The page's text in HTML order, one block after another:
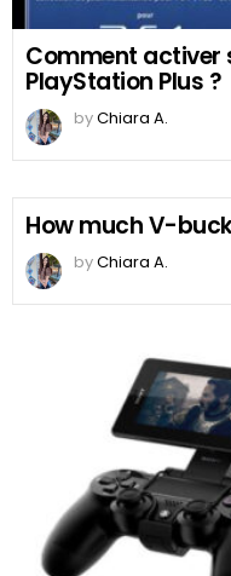
Comment activer
PlayStation Plus ?
byChiara A.
How much V-
byChiara A.